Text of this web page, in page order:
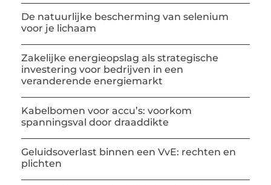
De natuurlijke bescherming van selenium
voor je lichaam
Zakelijke energieopslag als strategische
investering voor bedrijven in een
veranderende energiemarkt
Kabelbomen voor accu’s: voorkom
spanningsval door draaddikte
Geluidsoverlast binnen een VvE: rechten en
plichten